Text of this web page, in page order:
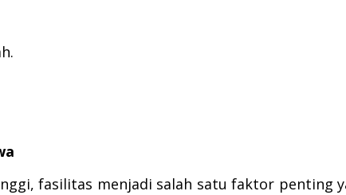
fasilitas menjadi salah satu faktor penting